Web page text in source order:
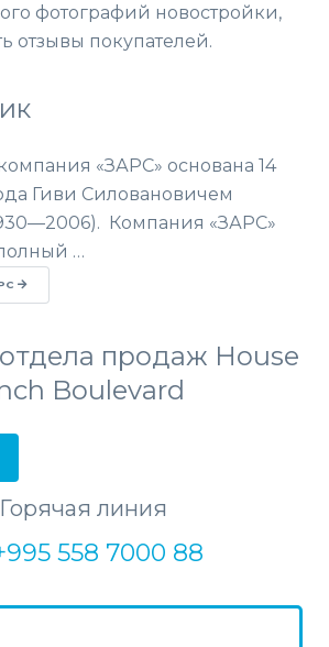
фотографий новостройки,
отзывы покупателей.
«ЗАРС» основана 14
Гиви Силовановичем
Компания «ЗАРС»
…
продаж House
Boulevard
Горячая линия
558 7000 88